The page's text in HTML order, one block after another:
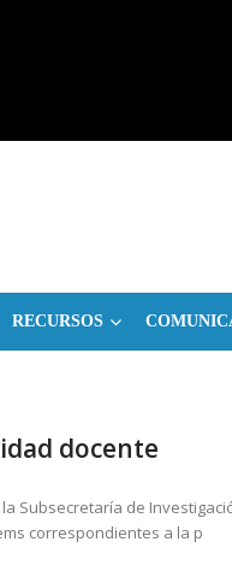
RECURSOS
docente
Subsecretaría de
correspondientes a la p